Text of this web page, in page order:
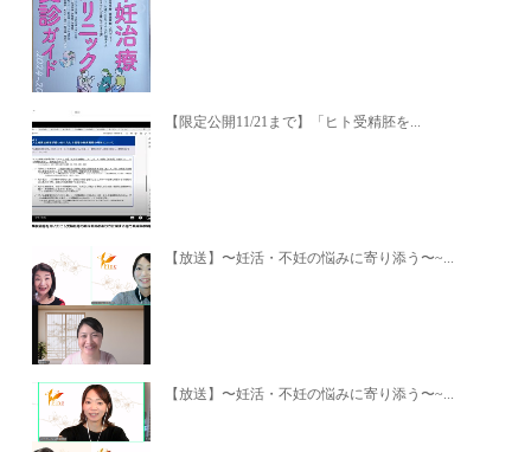
【限定公開11/21まで】「ヒト受精胚を...
【放送】〜妊活・不妊の悩みに寄り添う〜~...
【放送】〜妊活・不妊の悩みに寄り添う〜~...